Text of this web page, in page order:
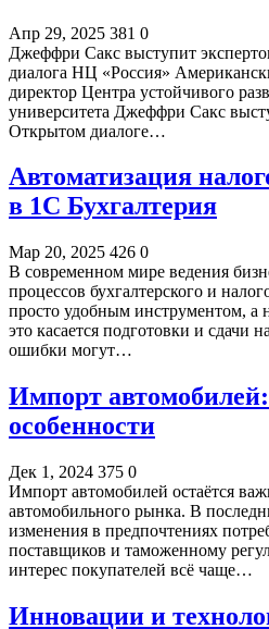
Апр 29, 2025 381 0
Джеффри Сакс выступит
диалога НЦ «Россия»
директор Центра устойчивого
университета Джеффри Сакс
Открытом диалоге…
Автоматизация
в 1С Бухгалтерия
Мар 20, 2025 426 0
В современном мире ведения
процессов бухгалтерского и
просто удобным инструментом, а
это касается подготовки и сдачи
ошибки могут…
Импорт
особенности
Дек 1, 2024 375 0
Импорт автомобилей остаётся
автомобильного рынка. В
изменения в предпочтениях
поставщиков и таможенному
интерес покупателей всё чаще…
Инновации и